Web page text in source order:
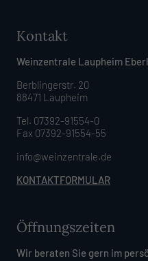
Kontakt
Weinzentrale Laupheim
Berblingerstr. 20
88471 Laupheim
Tel. 07392-91554-0
Fax 07392-91554-55
info@weinzentrale.de
KONTAKTFORMULAR
Öffnungszeiten
Wir beraten Sie gern im